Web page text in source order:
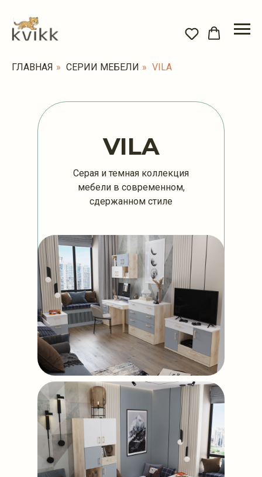
ГЛАВНАЯ » СЕРИИ МЕБЕЛИ » VILA
VILA
Серая и темная коллекция
мебели в современном,
сдержанном стиле